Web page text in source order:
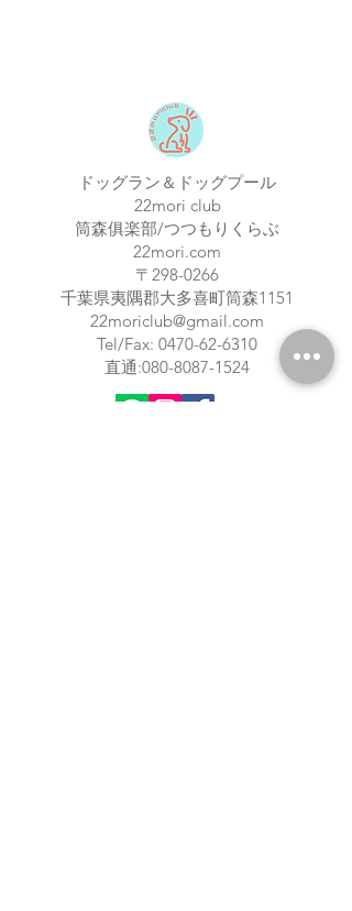
後する場合もございますが、特別な理
由がない限り上記納期以内とお考え下
また、当店在庫はメーカー国内在庫と
リンクいたしておりますが、タイミン
グにより売り切れる場合もございます
ドッグラン＆ドッグプール
22mori club
筒森俱楽部/つつもりくらぶ
22mori.com
〒298-0266
​千葉県夷隅郡大多喜町筒森1151
22moriclub@gmail.com
Tel/Fax: 0470-62-6310
​直通:080-8087-1524